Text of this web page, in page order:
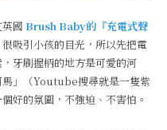
國 Brush Baby的『充電式聲
吸引小孩的目光，所以先把電
牙刷握柄的地方是可愛的河
」（Youtube搜尋就是一隻紫
好的氛圍，不強迫、不害怕。